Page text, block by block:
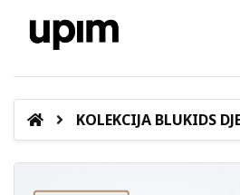
KOLEKCIJA BLUKIDS